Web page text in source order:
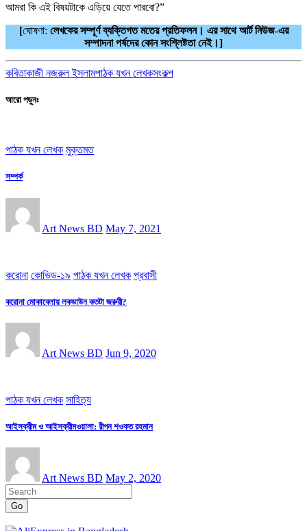
আমরা কি এই বিষয়টাকে এড়িয়ে যেতে পারবো?”
[ঘোষণা: লেখকের সম্পূর্ণ ব্যক্তিগত মতের প্রতিফলন। এর সাথে আর্ট নিউজ-এর
সম্পাদনা পর্ষদের কোন সংশ্লিষ্টতা নেই।]
কবিতাকাজী নজরুল ইসলামপাঠক যখন লেখকসংকল্প
আরো পড়ুনঃ
পাঠক যখন লেখক মুক্তমত
সম্পর্ক
Art News BD May 7, 2021
করোনা কোভিড-১৯ পাঠক যখন লেখক প্রবাসী
করোনা মোকাবেলায় লকডাউন কতটা জরুরী?
Art News BD Jun 9, 2020
পাঠক যখন লেখক সাহিত্য
আইসক্রীম ও আইসক্রীমওয়ালা: রীপন শওকত রহমান
Art News BD May 2, 2020
Go